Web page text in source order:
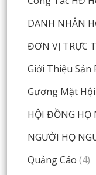
DANH NHÂN
ĐƠN VỊ TRỰC
Giới Thiệu Sản
Gương Mặt
HỘI ĐỒNG HỌ
NGƯỜI HỌ
Quảng Cáo (4)